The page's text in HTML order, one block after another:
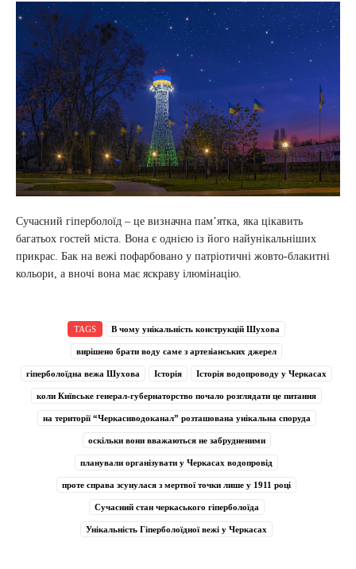
Сучасний гіперболоїд – це визначна пам’ятка, яка цікавить
багатьох гостей міста. Вона є однією із його найунікальніших
прикрас. Бак на вежі пофарбовано у патріотичні жовто-блакитні
кольори, а вночі вона має яскраву ілюмінацію.
TAGS В чому унікальність конструкцій Шухова
вирішено брати воду саме з артезіанських джерел
гіперболоїдна вежа Шухова Історія Історія водопроводу у Черкасах
коли Київське генерал-губернаторство почало розглядати це питання
на території “Черкасиводоканал” розташована унікальна споруда
оскільки вони вважаються не забрудненими
планували організувати у Черкасах водопровід
проте справа зсунулася з мертвої точки лише у 1911 році
Сучасний стан черкаського гіперболоїда
Унікальність Гіперболоїдної вежі у Черкасах